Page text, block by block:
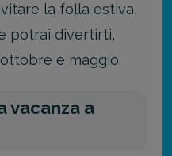
la folla estiva,
potrai divertirti,
e maggio.
vacanza a